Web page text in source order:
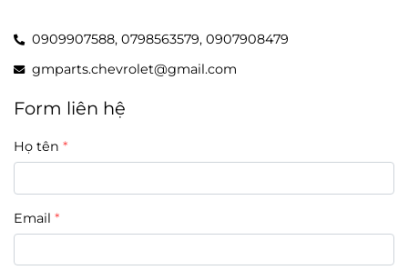
0909907588, 0798563579, 0907908479
gmparts.chevrolet@gmail.com
Form liên hệ
Họ tên
Email